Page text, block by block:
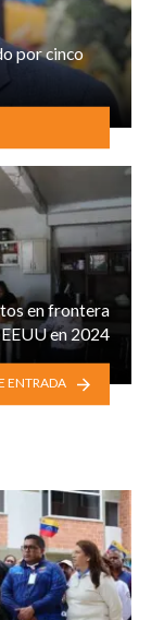
por cinco
en frontera
en 2024
ENTRADA